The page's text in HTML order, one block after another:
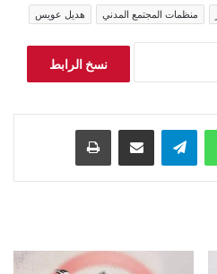
منظمات المجتمع المدني هديل عويس
نسخ الرابط
واتساب تيلقرام مشاركة عبر البريد طباعة